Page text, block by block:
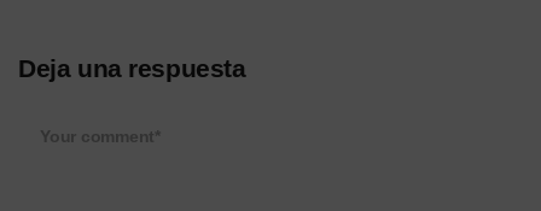
Deja una respuesta
Your comment*